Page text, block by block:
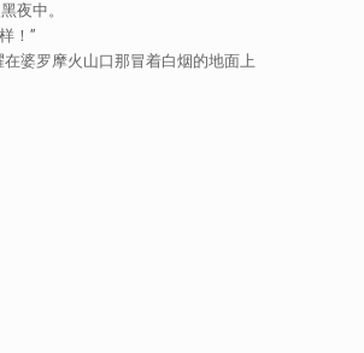
夜中。
！”
婆罗摩火山口那冒着白烟的地面上